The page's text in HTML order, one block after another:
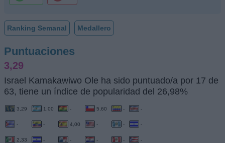
Ranking Semanal Medallero
Puntuaciones
3,29
Israel Kamakawiwo Ole ha sido puntuado/a por 17 de
63, tiene un índice de popularidad del 26,98%
3,29 1,00 - 5,60 - -
- - 4,00 - - -
2,33 - - - - -